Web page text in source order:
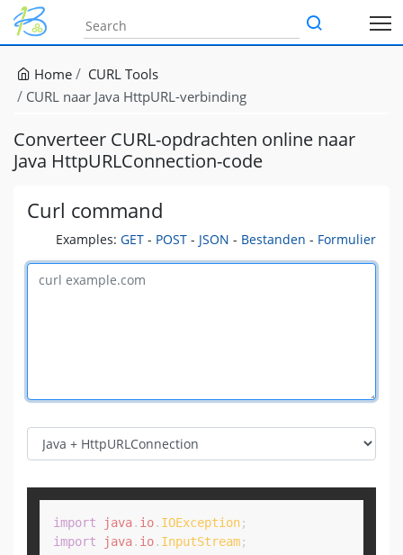
Home
CURL Tools
CURL naar Java HttpURL-verbinding
Converteer CURL-opdrachten online naar
Java HttpURLConnection-code
Curl command
Examples: GET - POST - JSON - Bestanden - Formulier
import java. io. IOException;
import
java. io. InputStream;
Copy